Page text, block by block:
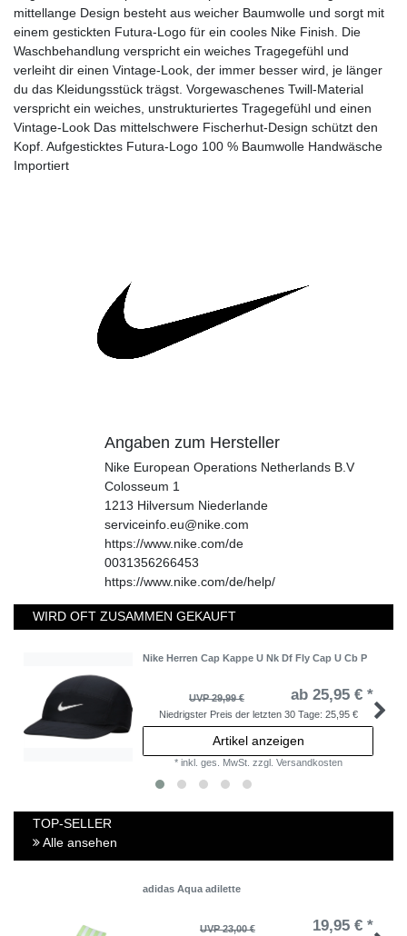
mittellange Design besteht aus weicher Baumwolle und sorgt mit
einem gestickten Futura-Logo für ein cooles Nike Finish. Die
Waschbehandlung verspricht ein weiches Tragegefühl und
verleiht dir einen Vintage-Look, der immer besser wird, je länger
du das Kleidungsstück trägst. Vorgewaschenes Twill-Material
verspricht ein weiches, unstrukturiertes Tragegefühl und einen
Vintage-Look Das mittelschwere Fischerhut-Design schützt den
Kopf. Aufgesticktes Futura-Logo 100 % Baumwolle Handwäsche
Importiert
Angaben zum Hersteller
Nike European Operations Netherlands B.V
Colosseum 1
1213 Hilversum Niederlande
serviceinfo.eu@nike.com
https://www.nike.com/de
0031356266453
https://www.nike.com/de/help/
WIRD OFT ZUSAMMEN GEKAUFT
Nike Herren Cap Kappe U Nk Df Fly Cap U Cb P
UVP 29,99 € ab 25,95 € *
Niedrigster Preis der letzten 30 Tage: 25,95 €
Artikel anzeigen
* inkl. ges. MwSt. zzgl. Versandkosten
TOP-SELLER
Alle ansehen
adidas Aqua adilette
UVP 23,00 € 19,95 € *